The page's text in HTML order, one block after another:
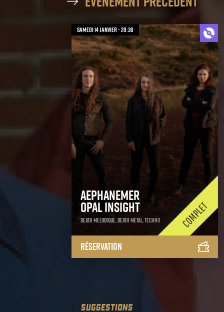
samedi 14 janvier - 20:30
Aephanemer
Opal Insight
Death Melodique, Death Metal, Techno
Réservation
SUGGESTIONS